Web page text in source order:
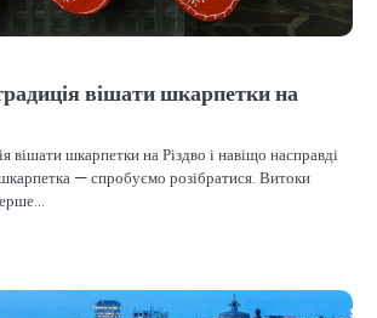
вішати шкарпетки на
вішати шкарпетки на Різдво і навіщо насправді
— спробуємо розібратися. Витоки